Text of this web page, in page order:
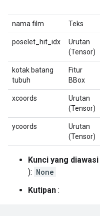
nama film Teks
poselet_hit_idx
Urutan
(Tensor)
kotak batang
tubuh
Fitur
BBox
xcoords
Urutan
(Tensor)
ycoords
Urutan
(Tensor)
Kunci yang diawasi
): None
Kutipan :